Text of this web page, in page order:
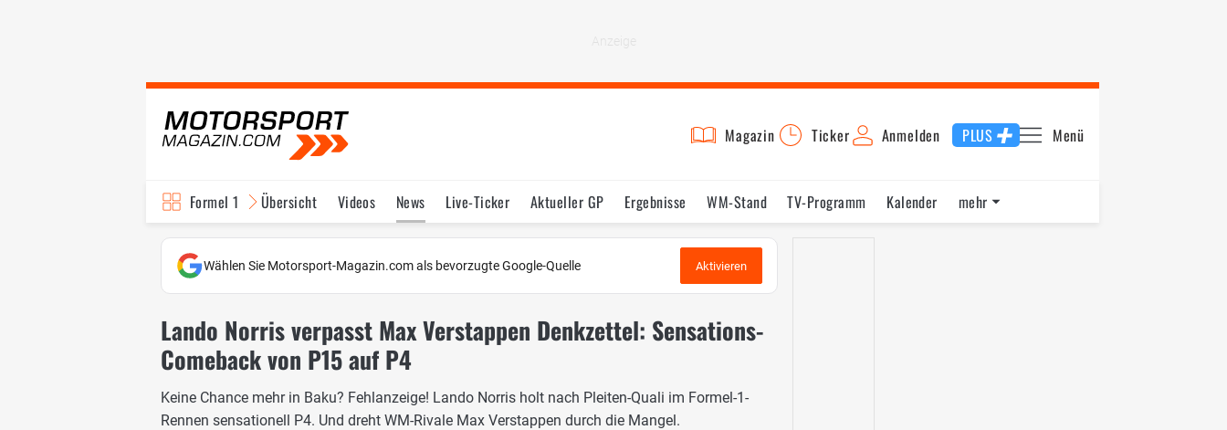
Magazin Ticker Anmelden PLUS Menü
Formel 1 Übersicht Videos News Live-Ticker Aktueller GP Ergebnisse WM-Stand TV-Programm
Kalender
Fahrer & Teams
Bilder Termine Statistik Testfahrten Reglement Lexikon
mehr
Wählen Sie Motorsport-Magazin.com als bevorzugte Google-Quelle Aktivieren
Lando Norris verpasst Max Verstappen Denkzettel: Sensations-
Comeback von P15 auf P4
Keine Chance mehr in Baku? Fehlanzeige! Lando Norris holt nach Pleiten-Quali im Formel-1-
Rennen sensationell P4. Und dreht WM-Rivale Max Verstappen durch die Mangel.